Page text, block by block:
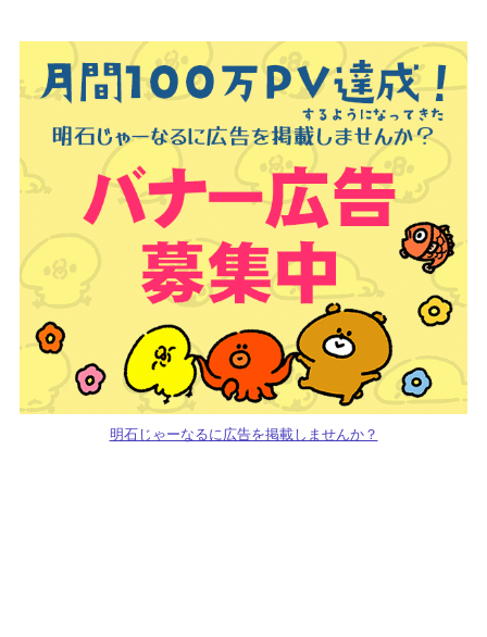
明石じゃーなるに広告を掲載しませんか？